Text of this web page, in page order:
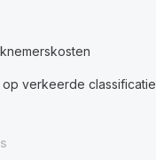
verkeerde classificatie